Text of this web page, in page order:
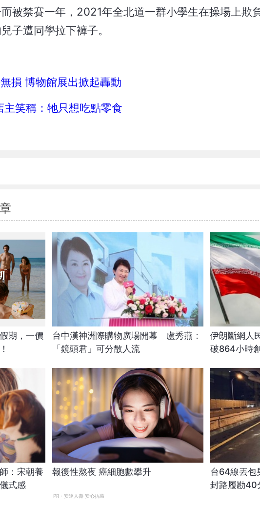
被禁賽一年，2021年全北道一群小學生在操場上欺
子遭同學拉下褲子。
損 博物館展出掀起轟動
笑稱：牠只想吃點零食
期，一價
台中漢神洲際購物廣場開幕 盧秀燕：
「鏡頭君」可分散人流
伊朗斷網人
破864小時
：宋朝養
式感
報復性熬夜 癌細胞數攀升
PR・安達人壽 安心抗癌
台64線丟
封路履勘40